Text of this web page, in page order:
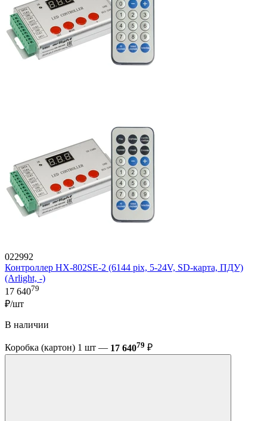
022992
Контроллер HX-802SE-2 (6144 pix, 5-24V, SD-карта, ПДУ)
(Arlight, -)
17 64079
₽/шт
В наличии
Коробка (картон) 1 шт — 17 64079 ₽